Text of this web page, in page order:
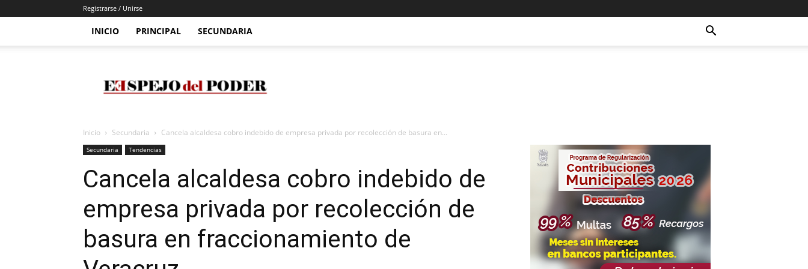
Registrarse / Unirse
INICIO PRINCIPAL SECUNDARIA
Del
Poder
Inicio Secundaria Cancela alcaldesa cobro indebido de empresa privada por recolección de basura en...
Secundaria Tendencias
Cancela alcaldesa cobro indebido de
empresa privada por recolección de
basura en fraccionamiento de